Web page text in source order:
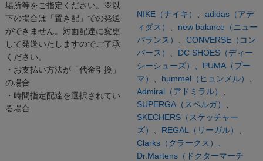
場所等をご指定ください。※以
下の場合は「置き配」での発送
ができません。対面配達に変更
して発送いたしますのでご了承
ください。
・お支払い方法が「代金引換」
の場合
・時間指定配達を選択されてい
る場合
NIKE（ナイキ）
adidas（アデ
ィダス）
new balance（ニュー
バランス）
CONVERSE（コン
バース）、 DC SHOES（ディー
シーシューズ）、 PUMA（プー
マ）、 hummel（ヒュンメル）、
Admiral（アドミラル）
SUPERGA（スペルガ）
SKECHERS（スケッチャー
ズ）
REGAL（リーガル）
Clarks（クラークス）、
Dr.Martens（ドクターマーチ